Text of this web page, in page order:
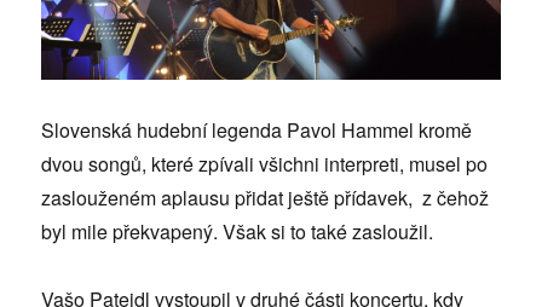
Slovenská hudební legenda Pavol Hammel kromě
dvou songů, které zpívali všichni interpreti, musel po
zaslouženém aplausu přidat ještě přídavek, z čehož
byl mile překvapený. Však si to také zasloužil.
Vašo Patejdl vystoupil v druhé části koncertu, kdy